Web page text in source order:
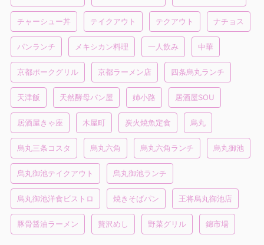
チャーシュー丼 テイクアウト テクアウト ナチョス
パンランチ メキシカン料理 一人飲み 中華
京都ポークグリル 京都ラーメン店 四条烏丸ランチ
天津飯 天然酵母パン屋 姉小路 居酒屋SOU
居酒屋きゃ座 木屋町 炭火焼魚定食 烏丸
烏丸三条コスタ 烏丸六角 烏丸六角ランチ 烏丸御池
烏丸御池テイクアウト 烏丸御池ランチ
烏丸御池洋食ビストロ 焼きそばパン 王将烏丸御池店
豚骨醤油ラーメン 贅沢めし 野菜グリル 錦市場